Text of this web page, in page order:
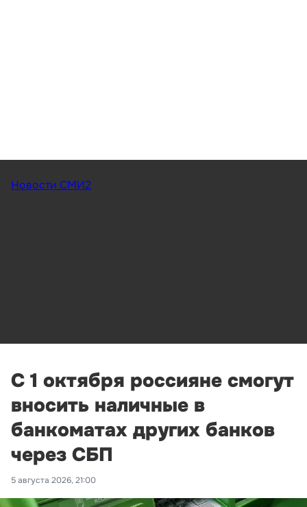
Новости СМИ2
С 1 октября россияне смогут
вносить наличные в
банкоматах других банков
через СБП
5 августа 2026, 21:00